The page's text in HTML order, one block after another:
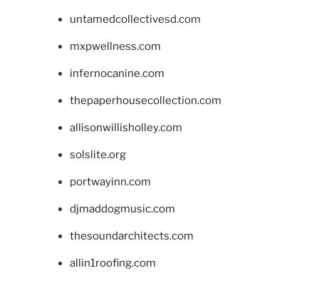
untamedcollectivesd.com
mxpwellness.com
infernocanine.com
thepaperhousecollection.com
allisonwillisholley.com
solslite.org
portwayinn.com
djmaddogmusic.com
thesoundarchitects.com
allin1roofing.com